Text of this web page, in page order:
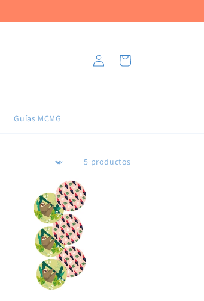
Guías MCMG
Iniciar
sesión
Carrito
5 productos